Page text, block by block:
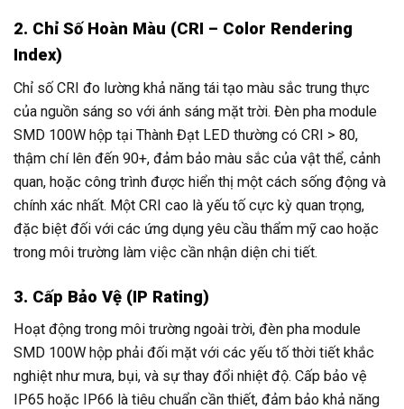
2. Chỉ Số Hoàn Màu (CRI – Color Rendering
Index)
Chỉ số CRI đo lường khả năng tái tạo màu sắc trung thực
của nguồn sáng so với ánh sáng mặt trời. Đèn pha module
SMD 100W hộp tại Thành Đạt LED thường có CRI > 80,
thậm chí lên đến 90+, đảm bảo màu sắc của vật thể, cảnh
quan, hoặc công trình được hiển thị một cách sống động và
chính xác nhất. Một CRI cao là yếu tố cực kỳ quan trọng,
đặc biệt đối với các ứng dụng yêu cầu thẩm mỹ cao hoặc
trong môi trường làm việc cần nhận diện chi tiết.
3. Cấp Bảo Vệ (IP Rating)
Hoạt động trong môi trường ngoài trời, đèn pha module
SMD 100W hộp phải đối mặt với các yếu tố thời tiết khắc
nghiệt như mưa, bụi, và sự thay đổi nhiệt độ. Cấp bảo vệ
IP65 hoặc IP66 là tiêu chuẩn cần thiết, đảm bảo khả năng